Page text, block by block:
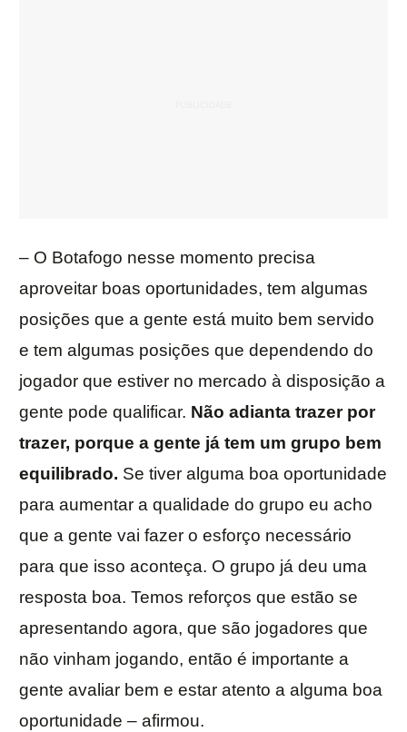
– O Botafogo nesse momento precisa
aproveitar boas oportunidades, tem algumas
posições que a gente está muito bem servido
e tem algumas posições que dependendo do
jogador que estiver no mercado à disposição a
gente pode qualificar. Não adianta trazer por
trazer, porque a gente já tem um grupo bem
equilibrado. Se tiver alguma boa oportunidade
para aumentar a qualidade do grupo eu acho
que a gente vai fazer o esforço necessário
para que isso aconteça. O grupo já deu uma
resposta boa. Temos reforços que estão se
apresentando agora, que são jogadores que
não vinham jogando, então é importante a
gente avaliar bem e estar atento a alguma boa
oportunidade – afirmou.